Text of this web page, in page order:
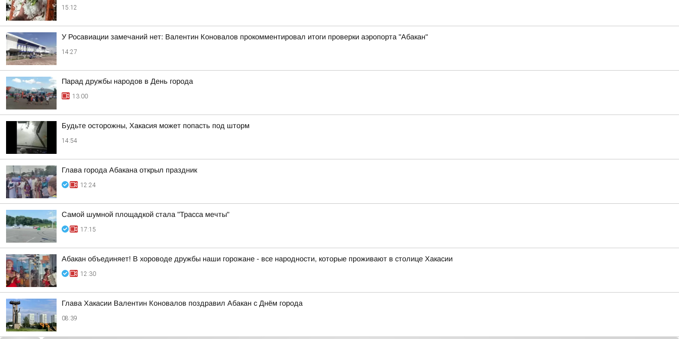
15:12
У Росавиации замечаний нет: Валентин Коновалов прокомментировал итоги проверки аэропорта "Абакан"
14:27
Парад дружбы народов в День города
13:00
Будьте осторожны, Хакасия может попасть под шторм
14:54
Глава города Абакана открыл праздник
12:24
Самой шумной площадкой стала "Трасса мечты"
17:15
Абакан объединяет! В хороводе дружбы наши горожане - все народности, которые проживают в столице Хакасии
12:30
Глава Хакасии Валентин Коновалов поздравил Абакан с Днём города
08:39